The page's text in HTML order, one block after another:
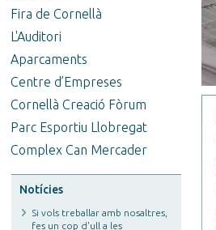
Fira de Cornellà
L'Auditori
Aparcaments
Centre d’Empreses
Cornellà Creació Fòrum
Parc Esportiu Llobregat
Complex Can Mercader
Notícies
Si vols treballar amb nosaltres,
fes un cop d'ull a les